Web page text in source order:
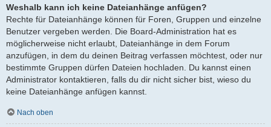
Weshalb kann ich keine Dateianhänge anfügen?
Rechte für Dateianhänge können für Foren, Gruppen und einzelne
Benutzer vergeben werden. Die Board-Administration hat es
möglicherweise nicht erlaubt, Dateianhänge in dem Forum
anzufügen, in dem du deinen Beitrag verfassen möchtest, oder nur
bestimmte Gruppen dürfen Dateien hochladen. Du kannst einen
Administrator kontaktieren, falls du dir nicht sicher bist, wieso du
keine Dateianhänge anfügen kannst.
Nach oben